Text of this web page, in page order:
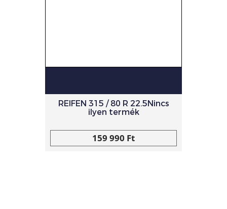
REIFEN 315 / 80 R 22.5Nincs
ilyen termék
159 990 Ft